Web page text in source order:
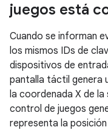
juegos está
Cuando se informan
los mismos IDs de
dispositivos de
pantalla táctil genera
la coordenada X de
control de juegos
representa la